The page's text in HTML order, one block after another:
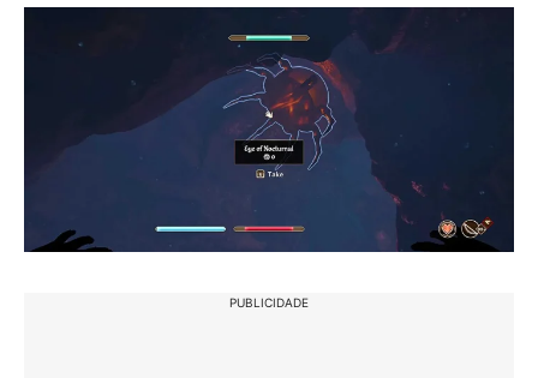
PUBLICIDADE